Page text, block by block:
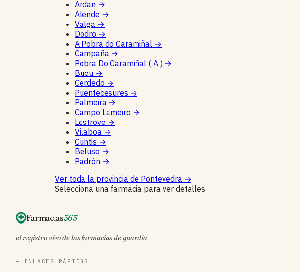
Ardan →
Alende →
Valga →
Dodro →
A Pobra do Caramiñal →
Campaña →
Pobra Do Caramiñal ( A ) →
Bueu →
Cerdedo →
Puentecesures →
Palmeira →
Campo Lameiro →
Lestrove →
Vilaboa →
Cuntis →
Beluso →
Padrón →
Ver toda la provincia de Pontevedra →
Selecciona una farmacia para ver detalles
Farmacias365
el registro vivo de las farmacias de guardia
— ENLACES RÁPIDOS